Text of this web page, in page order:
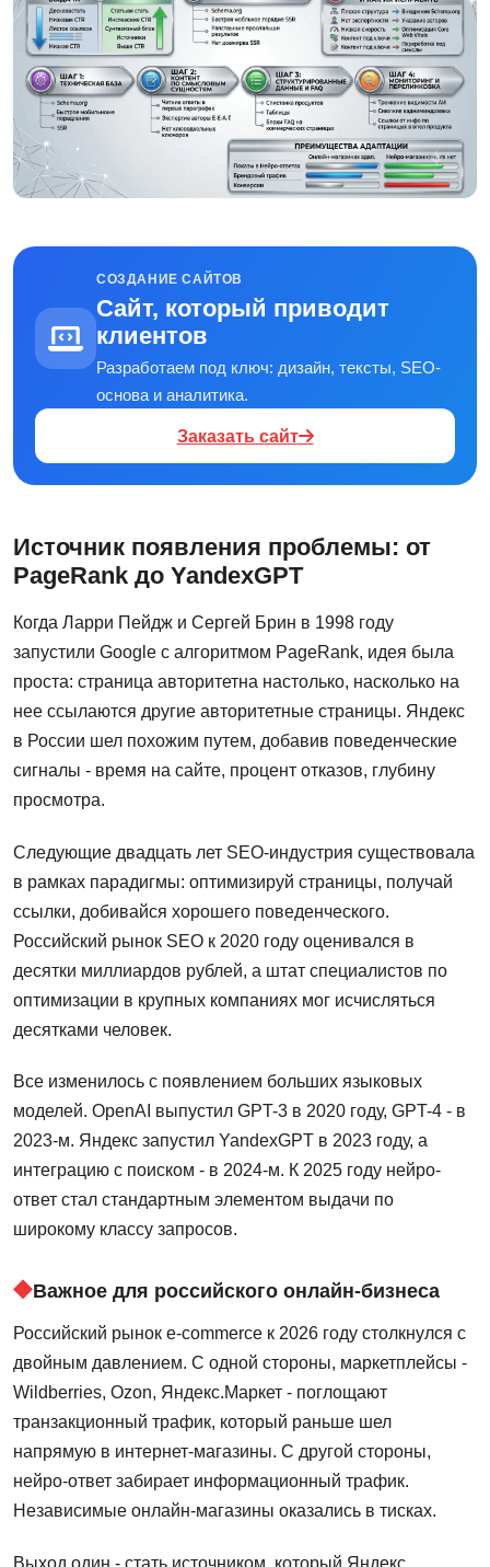
СОЗДАНИЕ САЙТОВ
Сайт, который приводит
клиентов
Разработаем под ключ: дизайн, тексты, SEO-
основа и аналитика.
Заказать сайт
Источник появления проблемы: от
PageRank до YandexGPT
Когда Ларри Пейдж и Сергей Брин в 1998 году
запустили Google с алгоритмом PageRank, идея была
проста: страница авторитетна настолько, насколько на
нее ссылаются другие авторитетные страницы. Яндекс
в России шел похожим путем, добавив поведенческие
сигналы - время на сайте, процент отказов, глубину
просмотра.
Следующие двадцать лет SEO-индустрия существовала
в рамках парадигмы: оптимизируй страницы, получай
ссылки, добивайся хорошего поведенческого.
Российский рынок SEO к 2020 году оценивался в
десятки миллиардов рублей, а штат специалистов по
оптимизации в крупных компаниях мог исчисляться
десятками человек.
Все изменилось с появлением больших языковых
моделей. OpenAI выпустил GPT-3 в 2020 году, GPT-4 - в
2023-м. Яндекс запустил YandexGPT в 2023 году, а
интеграцию с поиском - в 2024-м. К 2025 году нейро-
ответ стал стандартным элементом выдачи по
широкому классу запросов.
Важное для российского онлайн-бизнеса
Российский рынок e-commerce к 2026 году столкнулся с
двойным давлением. С одной стороны, маркетплейсы -
Wildberries, Ozon, Яндекс.Маркет - поглощают
транзакционный трафик, который раньше шел
напрямую в интернет-магазины. С другой стороны,
нейро-ответ забирает информационный трафик.
Независимые онлайн-магазины оказались в тисках.